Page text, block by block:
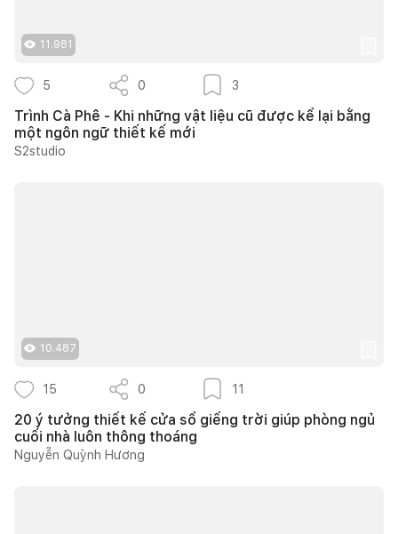
11.981
5 0 3
Trình Cà Phê - Khi những vật liệu cũ được kể lại bằng
một ngôn ngữ thiết kế mới
S2studio
10.487
15 0 11
20 ý tưởng thiết kế cửa sổ giếng trời giúp phòng ngủ
cuối nhà luôn thông thoáng
Nguyễn Quỳnh Hương